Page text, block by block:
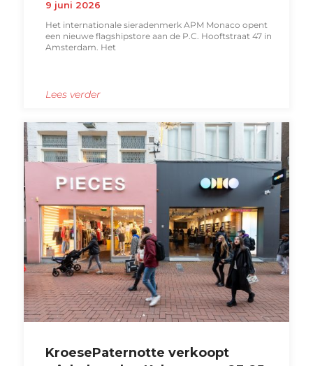
9 juni 2026
Het internationale sieradenmerk APM Monaco opent
een nieuwe flagshipstore aan de P.C. Hooftstraat 47 in
Amsterdam. Het
Lees verder
KroesePaternotte verkoopt